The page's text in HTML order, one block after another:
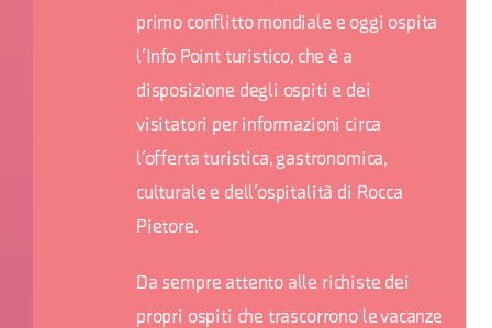
primo conflitto mondiale e oggi ospita
l’Info Point turistico, che è a
disposizione degli ospiti e dei
visitatori per informazioni circa
l’offerta turistica, gastronomica,
culturale e dell’ospitalità di Rocca
Pietore.
Da sempre attento alle richiste dei
propri ospiti che trascorrono le vacanze